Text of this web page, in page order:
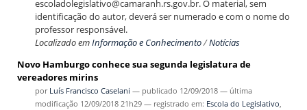
escoladolegislativo@camaranh.rs.gov.br. O material, sem
identificação do autor, deverá ser numerado e com o nome do
professor responsável.
Localizado emInformação e Conhecimento/Notícias
Novo Hamburgo conhece sua segunda legislatura de
vereadores mirins
por Luís Francisco Caselani — publicado 12/09/2018 — última
modificação 12/09/2018 21h29 — registrado em: Escola do Legislativo